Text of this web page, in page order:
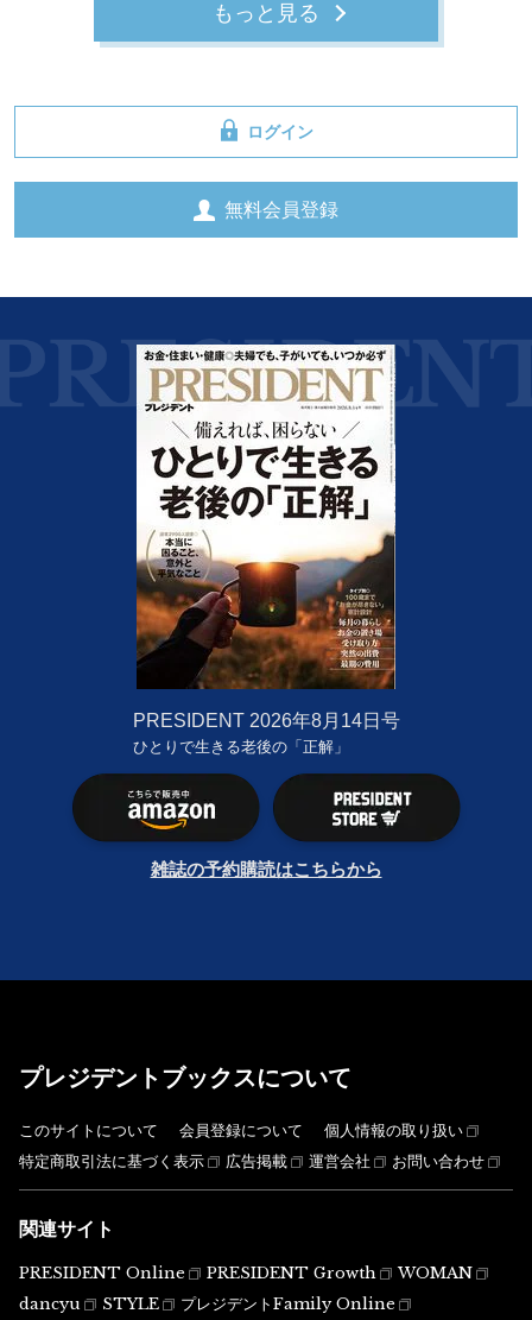
もっと見る
ログイン
無料会員登録
PRESIDENT 2026年8月14日号
ひとりで生きる老後の「正解」
雑誌の予約購読はこちらから
プレジデントブックスについて
このサイトについて 会員登録について
個人情報の取り扱い
特定商取引法に基づく表示
広告掲載 運営会社 お問い合わせ
関連サイト
PRESIDENT Online PRESIDENT Growth
WOMAN
dancyu
STYLE プレジデントFamily Online